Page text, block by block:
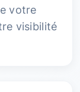
votre
visibilité